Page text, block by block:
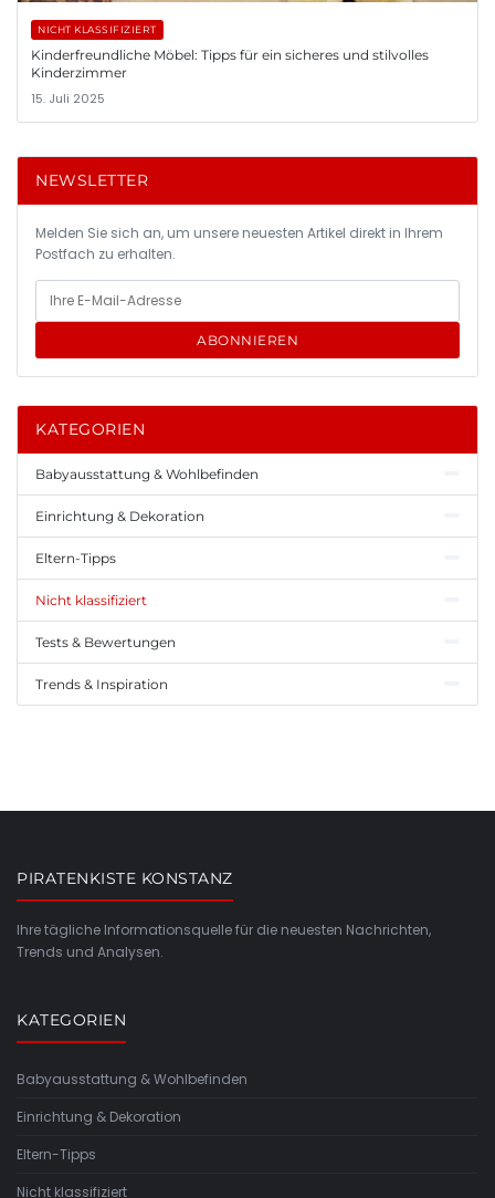
NICHT KLASSIFIZIERT
Kinderfreundliche Möbel: Tipps für ein sicheres und stilvolles
Kinderzimmer
15. Juli 2025
NEWSLETTER
Melden Sie sich an, um unsere neuesten Artikel direkt in Ihrem
Postfach zu erhalten.
ABONNIEREN
KATEGORIEN
Babyausstattung & Wohlbefinden
Einrichtung & Dekoration
Eltern-Tipps
Nicht klassifiziert
Tests & Bewertungen
Trends & Inspiration
PIRATENKISTE KONSTANZ
Ihre tägliche Informationsquelle für die neuesten Nachrichten,
Trends und Analysen.
KATEGORIEN
Babyausstattung & Wohlbefinden
Einrichtung & Dekoration
Eltern-Tipps
Nicht klassifiziert